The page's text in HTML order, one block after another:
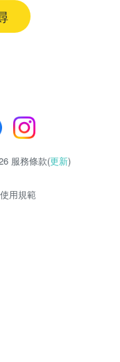
服務條款(更新)
用規範